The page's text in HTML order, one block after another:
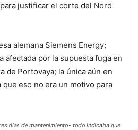
justificar el corte del Nord
alemana Siemens Energy;
afectada por la supuesta fuga en
de Portovaya; la única aún en
eso no era un motivo para
días de mantenimiento- todo indicaba que